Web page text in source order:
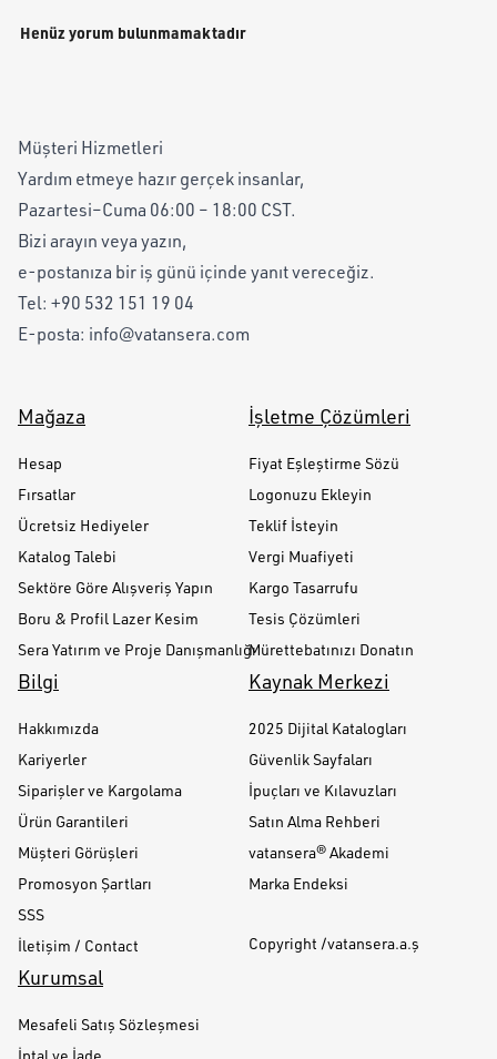
Henüz yorum bulunmamaktadır
Müşteri Hizmetleri
Yardım etmeye hazır gerçek insanlar,
Pazartesi–Cuma 06:00 – 18:00 CST.
Bizi arayın veya yazın,
e-postanıza bir iş günü içinde yanıt vereceğiz.
Tel: +90 532 151 19 04
E-posta: info@vatansera.com
Mağaza
Hesap
Fırsatlar
Ücretsiz Hediyeler
Katalog Talebi
Sektöre Göre Alışveriş Yapın
Boru & Profil Lazer Kesim
Sera Yatırım ve Proje Danışmanlığı
İşletme Çözümleri
Fiyat Eşleştirme Sözü
Logonuzu Ekleyin
Teklif İsteyin
Vergi Muafiyeti
Kargo Tasarrufu
Tesis Çözümleri
Mürettebatınızı Donatın
Bilgi
Hakkımızda
Kariyerler
Siparişler ve Kargolama
Ürün Garantileri
Müşteri Görüşleri
Promosyon Şartları
SSS
İletişim / Contact
Kaynak Merkezi
2025 Dijital Katalogları
Güvenlik Sayfaları
İpuçları ve Kılavuzları
Satın Alma Rehberi
vatansera® Akademi
Marka Endeksi
Copyright /vatansera.a.ş
Kurumsal
Mesafeli Satış Sözleşmesi
İptal ve İade